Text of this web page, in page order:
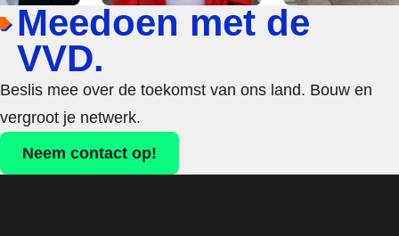
Meedoen met de
VVD.
Beslis mee over de toekomst van ons land. Bouw en
vergroot je netwerk.
Neem contact op!